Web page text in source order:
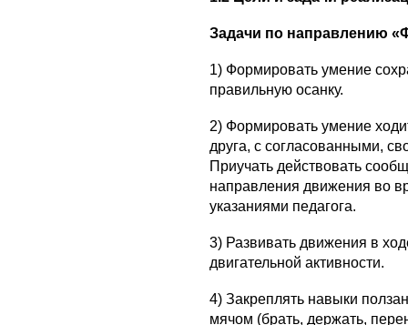
Задачи по направлению
1) Формировать умение
правильную осанку.
2) Формировать умение
друга, с согласованными,
Приучать действовать
направления движения во
указаниями педагога.
3) Развивать движения в
двигательной активности.
4) Закреплять навыки
мячом (брать, держать,